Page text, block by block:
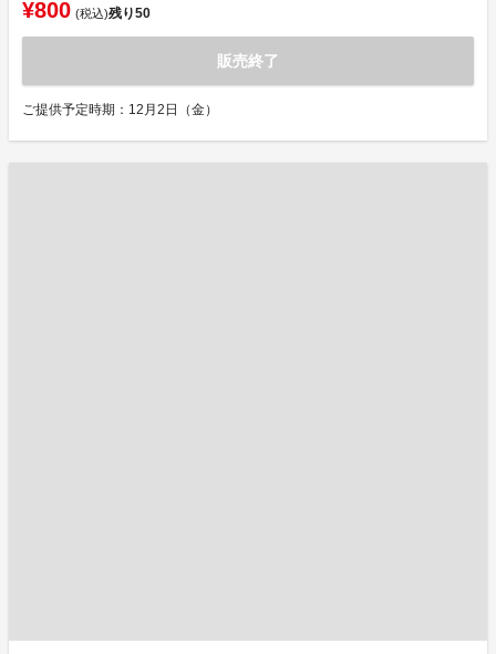
¥800 (税込)残り50
販売終了
ご提供予定時期：12月2日（金）